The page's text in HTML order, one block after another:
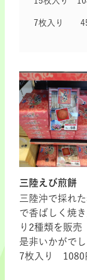
7枚入り
三陸えび煎餅
三陸沖で採れ
で香ばしく焼
り2種類を販売
是非いかがで
7枚入り 1080